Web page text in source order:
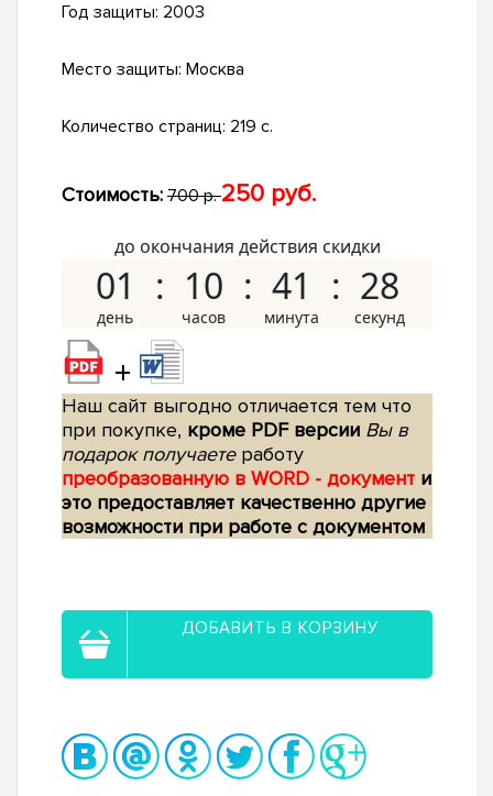
Год защиты: 2003
Место защиты: Москва
Количество страниц: 219 с.
Стоимость: 700 р.250 руб.
до окончания действия скидки
01 10 41 27
+
Наш сайт выгодно отличается тем что
при покупке, кроме PDF версии Вы в
подарок получаетеработу
преобразованную в WORD - документ и
это предоставляет качественно другие
возможности при работе с документом
ДОБАВИТЬ В КОРЗИНУ